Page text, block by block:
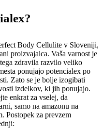
Body Cellulite v Sloveniji,
proizvajalca. Vaša varnost je
zdravila razvilo veliko
ponujajo potencialex po
Zato se je bolje izogibati
izdelkov, ki jih ponujajo.
enkrat za vselej, da
samo na amazonu na
Postopek za prevzem